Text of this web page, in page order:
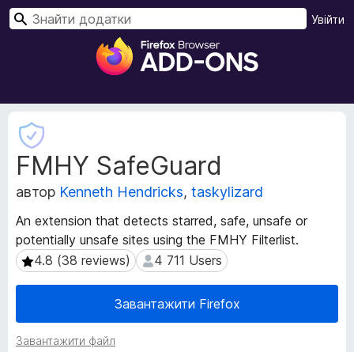
Д
о
а
и
б
р
а
у
з
е
а
Увійти
П
FMHY SafeGuard
автор Kenneth Hendricks, taskylizard
An extension that detects starred, safe, unsafe or
potentially unsafe sites using the FMHY Filterlist.
4.8 (38 reviews)
4.8 (38 reviews) 4 711 Users
4 711 Users
Завантажити Firefox
Завантажити файл
М
е
т
а
д
н
і
р
о
и
р